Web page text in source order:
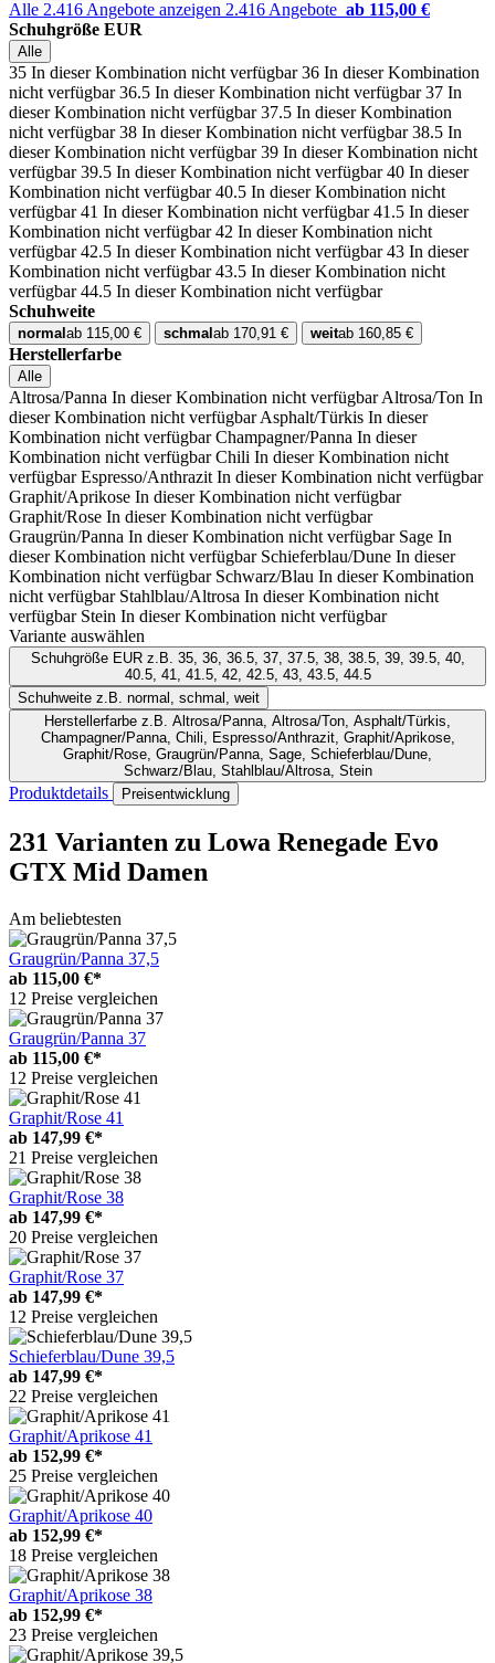
Alle 2.416 Angebote anzeigen 2.416 Angebote ab 115,00 €
Schuhgröße EUR
Alle
35 In dieser Kombination nicht verfügbar 36 In dieser Kombination
nicht verfügbar 36.5 In dieser Kombination nicht verfügbar 37 In
dieser Kombination nicht verfügbar 37.5 In dieser Kombination
nicht verfügbar 38 In dieser Kombination nicht verfügbar 38.5 In
dieser Kombination nicht verfügbar 39 In dieser Kombination nicht
verfügbar 39.5 In dieser Kombination nicht verfügbar 40 In dieser
Kombination nicht verfügbar 40.5 In dieser Kombination nicht
verfügbar 41 In dieser Kombination nicht verfügbar 41.5 In dieser
Kombination nicht verfügbar 42 In dieser Kombination nicht
verfügbar 42.5 In dieser Kombination nicht verfügbar 43 In dieser
Kombination nicht verfügbar 43.5 In dieser Kombination nicht
verfügbar 44.5 In dieser Kombination nicht verfügbar
Schuhweite
normal ab 115,00 € schmal ab 170,91 € weitab 160,85 €
Herstellerfarbe
Alle
Altrosa/Panna In dieser Kombination nicht verfügbar Altrosa/Ton In
dieser Kombination nicht verfügbar Asphalt/Türkis In dieser
Kombination nicht verfügbar Champagner/Panna In dieser
Kombination nicht verfügbar Chili In dieser Kombination nicht
verfügbar Espresso/Anthrazit In dieser Kombination nicht verfügbar
Graphit/Aprikose In dieser Kombination nicht verfügbar
Graphit/Rose In dieser Kombination nicht verfügbar
Graugrün/Panna In dieser Kombination nicht verfügbar Sage In
dieser Kombination nicht verfügbar Schieferblau/Dune In dieser
Kombination nicht verfügbar Schwarz/Blau In dieser Kombination
nicht verfügbar Stahlblau/Altrosa In dieser Kombination nicht
verfügbar Stein In dieser Kombination nicht verfügbar
Variante auswählen
Schuhgröße EURz.B. 35, 36, 36.5, 37, 37.5, 38, 38.5, 39, 39.5, 40,
40.5, 41, 41.5, 42, 42.5, 43, 43.5, 44.5
Schuhweite z.B. normal, schmal, weit
Herstellerfarbe
Champagner/Panna, Chili, Espresso/Anthrazit, Graphit/Aprikose,
Graphit/Rose, Graugrün/Panna, Sage, Schieferblau/Dune,
Schwarz/Blau, Stahlblau/Altrosa, Stein
Produktdetails Preisentwicklung
231 Varianten zu Lowa Renegade Evo
GTX Mid Damen
Am beliebtesten
Graugrün/Panna 37,5
ab 115,00 €*
12 Preise vergleichen
Graugrün/Panna 37
ab 115,00 €*
12 Preise vergleichen
Graphit/Rose 41
ab 147,99 €*
21 Preise vergleichen
Graphit/Rose 38
ab 147,99 €*
20 Preise vergleichen
Graphit/Rose 37
ab 147,99 €*
12 Preise vergleichen
Schieferblau/Dune 39,5
ab 147,99 €*
22 Preise vergleichen
Graphit/Aprikose 41
ab 152,99 €*
25 Preise vergleichen
Graphit/Aprikose 40
ab 152,99 €*
18 Preise vergleichen
Graphit/Aprikose 38
ab 152,99 €*
23 Preise vergleichen